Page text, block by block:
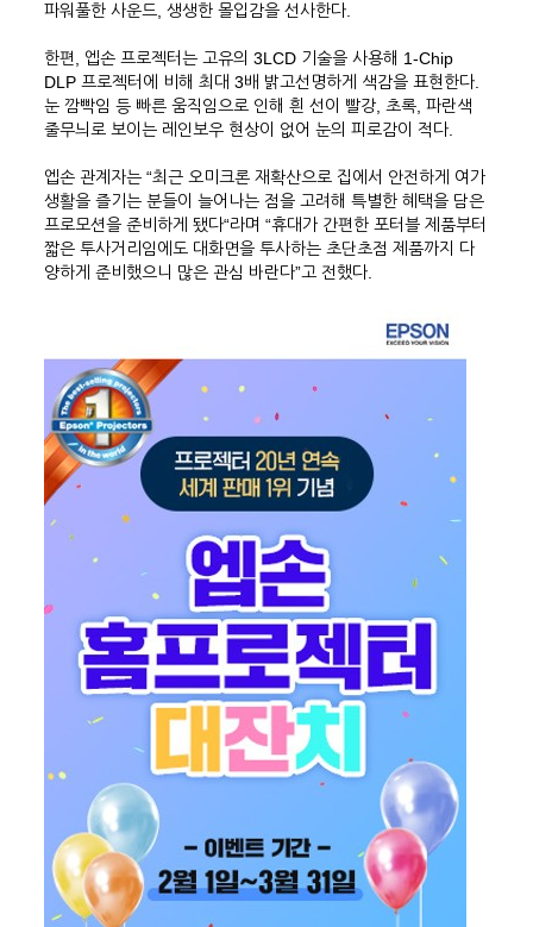
파워풀한 사운드, 생생한 몰입감을 선사한다.
한편, 엡손 프로젝터는 고유의 3LCD 기술을 사용해 1-Chip
DLP 프로젝터에 비해 최대 3배 밝고선명하게 색감을 표현한다.
눈 깜빡임 등 빠른 움직임으로 인해 흰 선이 빨강, 초록, 파란색
줄무늬로 보이는 레인보우 현상이 없어 눈의 피로감이 적다.
엡손 관계자는 “최근 오미크론 재확산으로 집에서 안전하게 여가
생활을 즐기는 분들이 늘어나는 점을 고려해 특별한 혜택을 담은
프로모션을 준비하게 됐다“라며 “휴대가 간편한 포터블 제품부터
짧은 투사거리임에도 대화면을 투사하는 초단초점 제품까지 다
양하게 준비했으니 많은 관심 바란다”고 전했다.